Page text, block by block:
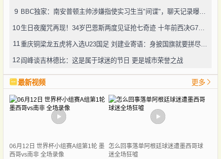
9 BBC独家：南安普顿主帅涉嫌指使实习生当"间谍"，聊天记录曝光引轩然大波
10 生日夜魔咒再现！34岁巴恩斯两度见证抢七奇迹 十年前西决G7也曾送雷霆回家
11 重庆铜梁龙五虎将入选U23国足 刘建业寄语：身披国旗就要拼尽全力
12 阎峰谈吉林德比：这是属于球迷的节日 更是城市荣誉之战
最新视频 更多
06月12日 世界杯小组赛A组第1轮 墨
西哥vs南非 全场录像
怎么回事落单阿根廷球迷遭墨西哥球
迷全场狂嘘